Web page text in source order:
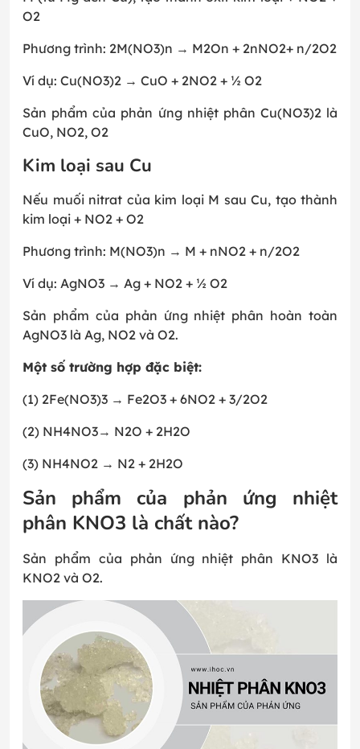
O2
Phương trình: 2M(NO3)n → M2On + 2nNO2+ n/2O2
Ví dụ: Cu(NO3)2 → CuO + 2NO2 + ½ O2
Sản phẩm của phản ứng nhiệt phân Cu(NO3)2 là
CuO, NO2, O2
Kim loại sau Cu
Nếu muối nitrat của kim loại M sau Cu, tạo thành
kim loại + NO2 + O2
Phương trình: M(NO3)n → M + nNO2 + n/2O2
Ví dụ: AgNO3 → Ag + NO2 + ½ O2
Sản phẩm của phản ứng nhiệt phân hoàn toàn
AgNO3 là Ag, NO2 và O2.
Một số trường hợp đặc biệt:
(1) 2Fe(NO3)3 → Fe2O3 + 6NO2 + 3/2O2
(2) NH4NO3→ N2O + 2H2O
(3) NH4NO2 → N2 + 2H2O
Sản phẩm của phản ứng nhiệt
phân KNO3 là chất nào?
Sản phẩm của phản ứng nhiệt phân KNO3 là
KNO2 và O2.